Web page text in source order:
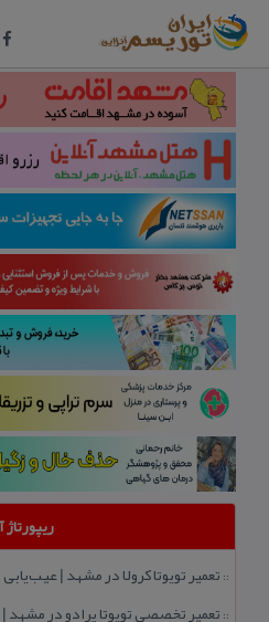
:: تعمیر تویوتا كرولا در مشهد |
:: تعمیر تخصصی تویوتا پرادو در مشهد